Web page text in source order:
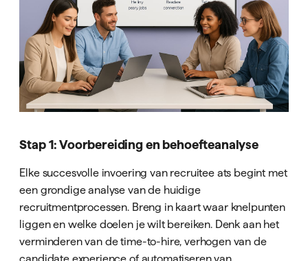
Stap 1: Voorbereiding en behoefteanalyse
Elke succesvolle invoering van recruitee ats begint met
een grondige analyse van de huidige
recruitmentprocessen. Breng in kaart waar knelpunten
liggen en welke doelen je wilt bereiken. Denk aan het
verminderen van de time-to-hire, verhogen van de
candidate experience of automatiseren van